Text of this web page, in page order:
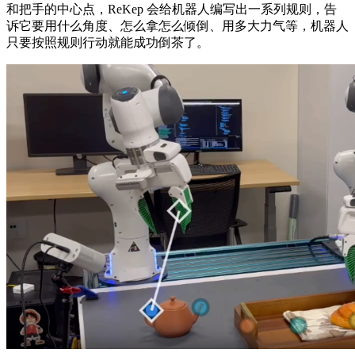
和把手的中心点，ReKep 会给机器人编写出一系列规则，告
诉它要用什么角度、怎么拿怎么倾倒、用多大力气等，机器人
只要按照规则行动就能成功倒茶了。